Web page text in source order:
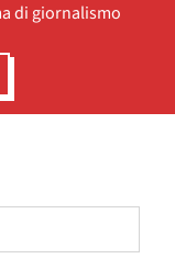
di giornalismo